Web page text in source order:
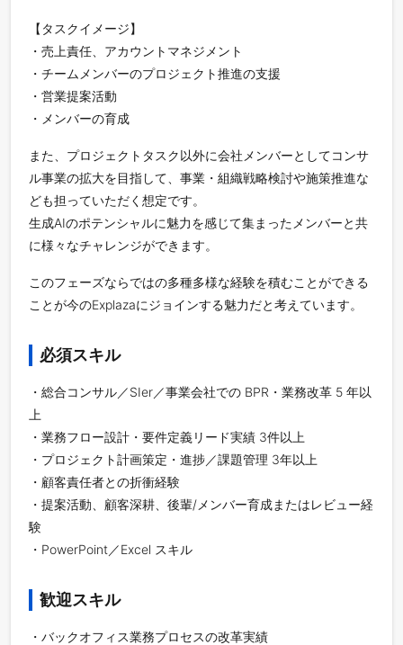
【タスクイメージ】
・売上責任、アカウントマネジメント
・チームメンバーのプロジェクト推進の支援
・営業提案活動
・メンバーの育成
また、プロジェクトタスク以外に会社メンバーとしてコンサ
ル事業の拡大を目指して、事業・組織戦略検討や施策推進な
ども担っていただく想定です。
生成AIのポテンシャルに魅力を感じて集まったメンバーと共
に様々なチャレンジができます。
このフェーズならではの多種多様な経験を積むことができる
ことが今のExplazaにジョインする魅力だと考えています。
必須スキル
・総合コンサル／SIer／事業会社での BPR・業務改革 5 年以
上
・業務フロー設計・要件定義リード実績 3件以上
・プロジェクト計画策定・進捗／課題管理 3年以上
・顧客責任者との折衝経験
・提案活動、顧客深耕、後輩/メンバー育成またはレビュー経
験
・PowerPoint／Excel スキル
歓迎スキル
・バックオフィス業務プロセスの改革実績